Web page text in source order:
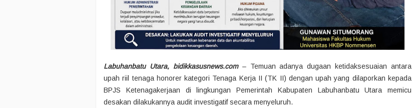
Labuhanbatu Utara, bidikkasusnews.com– Temuan adanya dugaan ketidaksesuaian antara
upah riil tenaga honorer kategori Tenaga Kerja II (TK II) dengan upah yang dilaporkan kepada
BPJS Ketenagakerjaan di lingkungan Pemerintah Kabupaten Labuhanbatu Utara memicu
desakan dilakukannya audit investigatif secara menyeluruh.